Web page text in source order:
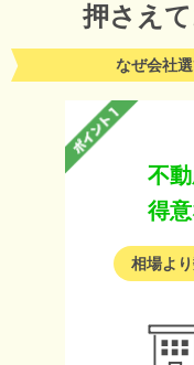
押さえ
なぜ会社
不
得
相場よ